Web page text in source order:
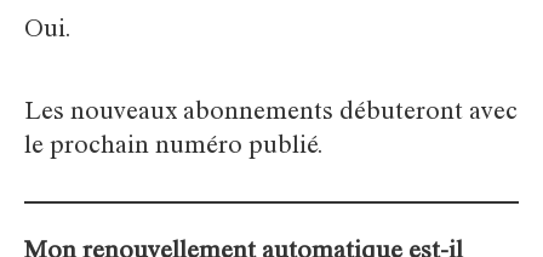
Oui.
Les nouveaux abonnements débuteront avec
le prochain numéro publié.